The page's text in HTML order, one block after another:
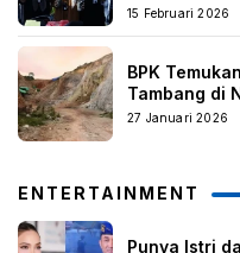
15 Februari 2026
BPK
Tambang di
27 Januari 2026
ENTERTAINMENT
Punya Istri